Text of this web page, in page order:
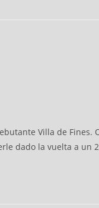
Villa de Fines.
dado la vuelta a un